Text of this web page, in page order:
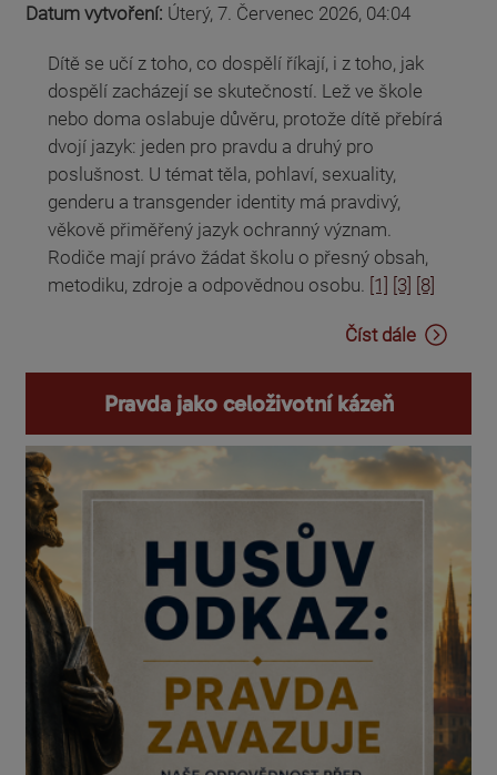
Datum vytvoření: Úterý, 7. Červenec 2026, 04:04
Dítě se učí z toho, co dospělí říkají, i z toho, jak
dospělí zacházejí se skutečností. Lež ve škole
nebo doma oslabuje důvěru, protože dítě přebírá
dvojí jazyk: jeden pro pravdu a druhý pro
poslušnost. U témat těla, pohlaví, sexuality,
genderu a transgender identity má pravdivý,
věkově přiměřený jazyk ochranný význam.
Rodiče mají právo žádat školu o přesný obsah,
metodiku, zdroje a odpovědnou osobu. [1] [3] [8]
Číst dále
Pravda jako celoživotní kázeň